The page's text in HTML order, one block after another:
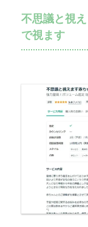
不思議と視
で視ます